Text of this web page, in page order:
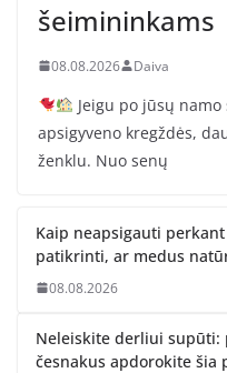
šeimininkams
08.08.2026 Daiva
Jeigu po jūsų
apsigyveno kregždės,
ženklu. Nuo senų
Kaip neapsigauti
patikrinti, ar medus
08.08.2026
Neleiskite derliui supūti:
česnakus apdorokite šia